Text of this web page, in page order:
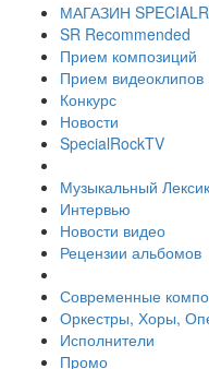
МАГАЗИН
SR Recommended
Прием композиций
Прием видеоклипов
Конкурс
Новости
SpecialRockTV
Музыкальный
Интервью
Новости видео
Рецензии альбомов
Современные
Оркестры, Хоры,
Исполнители
Промо